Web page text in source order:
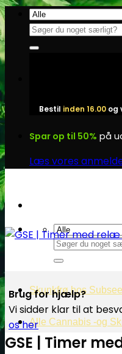
Fortsæt
indhold
Søg
efter:
Bestil inden 16.00 og
Spar op til 50% på
Læs vores
Søg
efter:
Skunkfrø hos
Alle Cannabis -og
Brug for hjælp?
Vi sidder klar til at
os her
GSE | Timer